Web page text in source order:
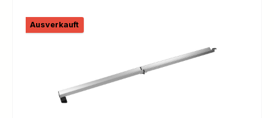
Ausverkauft